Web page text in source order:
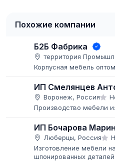
Похожие компании
Б2Б Фабрика
территория
Корпусная мебель оптом
ИП Смелянцев
Воронеж, Россия
Производство мебели
ИП Бочарова
Люберцы, Россия
Изготовление мебели
шпонированных